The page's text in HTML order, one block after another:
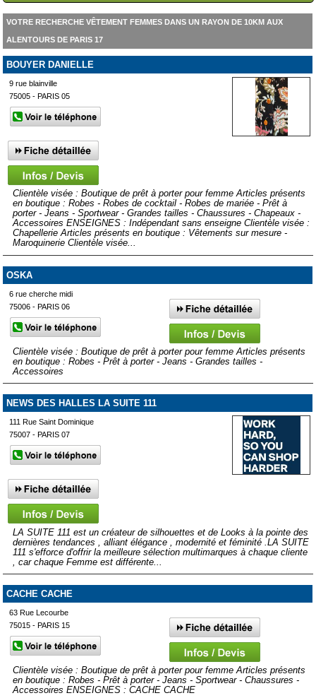
VOTRE RECHERCHE VÊTEMENT FEMMES DANS UN RAYON DE 10KM AUX
ALENTOURS DE PARIS 17
BOUYER DANIELLE
9 rue blainville
75005 - PARIS 05
Clientèle visée : Boutique de prêt à porter pour femme Articles présents
en boutique : Robes - Robes de cocktail - Robes de mariée - Prêt à
porter - Jeans - Sportwear - Grandes tailles - Chaussures - Chapeaux -
Accessoires ENSEIGNES : Indépendant sans enseigne Clientèle visée :
Chapellerie Articles présents en boutique : Vêtements sur mesure -
Maroquinerie Clientèle visée...
OSKA
6 rue cherche midi
75006 - PARIS 06
Clientèle visée : Boutique de prêt à porter pour femme Articles présents
en boutique : Robes - Prêt à porter - Jeans - Grandes tailles -
Accessoires
NEWS DES HALLES LA SUITE 111
111 Rue Saint Dominique
75007 - PARIS 07
LA SUITE 111 est un créateur de silhouettes et de Looks à la pointe des
dernières tendances , alliant élégance , modernité et féminité .LA SUITE
111 s'efforce d'offrir la meilleure sélection multimarques à chaque cliente
, car chaque Femme est différente...
CACHE CACHE
63 Rue Lecourbe
75015 - PARIS 15
Clientèle visée : Boutique de prêt à porter pour femme Articles présents
en boutique : Robes - Prêt à porter - Jeans - Sportwear - Chaussures -
Accessoires ENSEIGNES : CACHE CACHE